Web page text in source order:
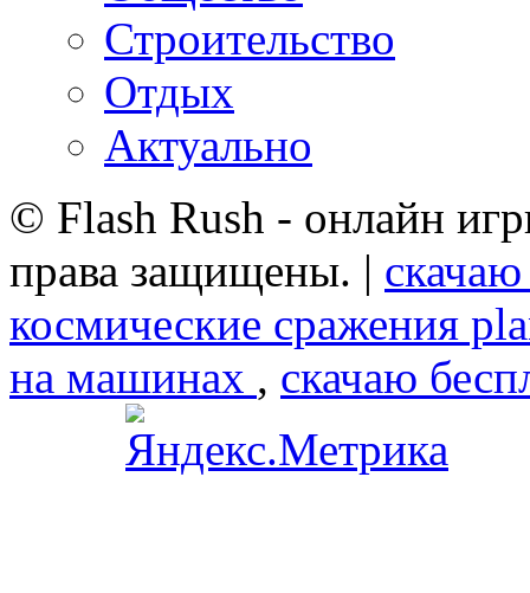
Строительство
Отдых
Актуально
© Flash Rush - онлайн
права защищены. |
космические сражения
на машинах , скачаю